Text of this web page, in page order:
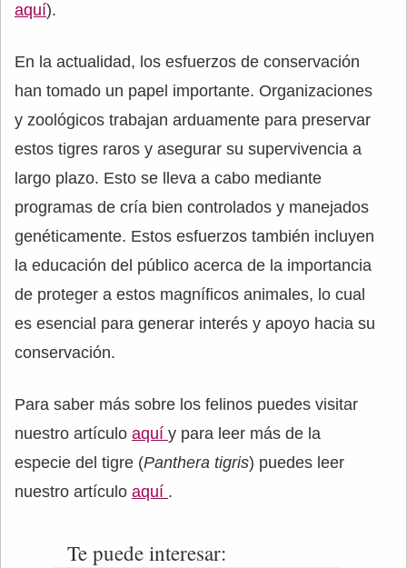
aquí).
En la actualidad, los esfuerzos de conservación
han tomado un papel importante. Organizaciones
y zoológicos trabajan arduamente para preservar
estos tigres raros y asegurar su supervivencia a
largo plazo. Esto se lleva a cabo mediante
programas de cría bien controlados y manejados
genéticamente. Estos esfuerzos también incluyen
la educación del público acerca de la importancia
de proteger a estos magníficos animales, lo cual
es esencial para generar interés y apoyo hacia su
conservación.
Para saber más sobre los felinos puedes visitar
nuestro artículo aquí y para leer más de la
especie del tigre (Panthera tigris) puedes leer
nuestro artículo aquí .
Te puede interesar: